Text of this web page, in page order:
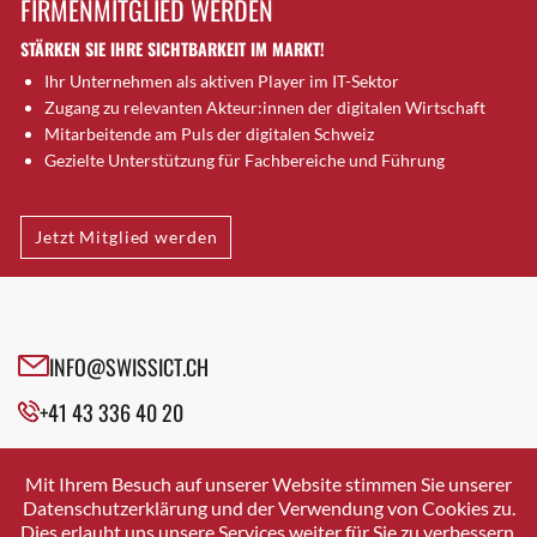
Brugg AG
Brütten
Bubendorf
Bubikon
Buchs (SG)
Bäretswil
Bülach
Cazis
Crissier
Davos Platz
Dierikon
Dietikon
FIRMENMITGLIED WERDEN
STÄRKEN SIE IHRE SICHTBARKEIT IM MARKT!
Ihr Unternehmen als aktiven Player im IT-Sektor
Zugang zu relevanten Akteur:innen der digitalen Wirtschaft
Mitarbeitende am Puls der digitalen Schweiz
Gezielte Unterstützung für Fachbereiche und Führung
Jetzt Mitglied werden
INFO@SWISSICT.CH
+41 43 336 40 20
SWISSICT
VULKANSTRASSE 120
8048 ZURICH
Mit Ihrem Besuch auf unserer Website stimmen Sie unserer
Datenschutzerklärung und der Verwendung von Cookies zu.
Dies erlaubt uns unsere Services weiter für Sie zu verbessern.